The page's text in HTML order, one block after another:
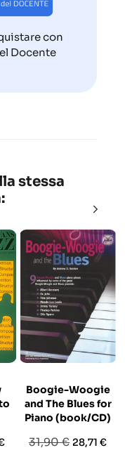
con
Docente
stessa
Boogie-Woogie
and The Blues for
Piano (book/CD)
Prezzo
31,90 € Prezzo
28,71 €